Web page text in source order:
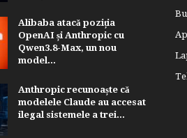
Alibaba atacă poziția
OpenAI și Anthropic cu
Qwen3.8-Max, un nou
model...
Anthropic recunoaște că
modelele Claude au accesat
ilegal sistemele a trei...